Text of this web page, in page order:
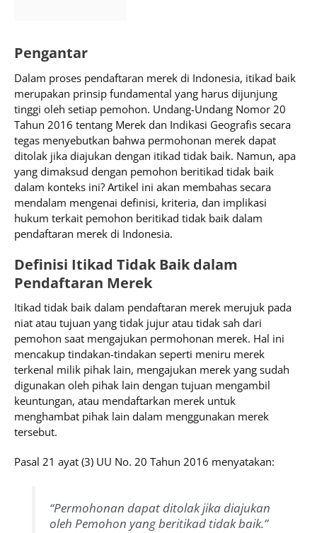
Pengantar
Dalam proses pendaftaran merek di Indonesia, itikad baik
merupakan prinsip fundamental yang harus dijunjung
tinggi oleh setiap pemohon. Undang-Undang Nomor 20
Tahun 2016 tentang Merek dan Indikasi Geografis secara
tegas menyebutkan bahwa permohonan merek dapat
ditolak jika diajukan dengan itikad tidak baik. Namun, apa
yang dimaksud dengan pemohon beritikad tidak baik
dalam konteks ini? Artikel ini akan membahas secara
mendalam mengenai definisi, kriteria, dan implikasi
hukum terkait pemohon beritikad tidak baik dalam
pendaftaran merek di Indonesia.
Definisi Itikad Tidak Baik dalam
Pendaftaran Merek
Itikad tidak baik dalam pendaftaran merek merujuk pada
niat atau tujuan yang tidak jujur atau tidak sah dari
pemohon saat mengajukan permohonan merek. Hal ini
mencakup tindakan-tindakan seperti meniru merek
terkenal milik pihak lain, mengajukan merek yang sudah
digunakan oleh pihak lain dengan tujuan mengambil
keuntungan, atau mendaftarkan merek untuk
menghambat pihak lain dalam menggunakan merek
tersebut.
Pasal 21 ayat (3) UU No. 20 Tahun 2016 menyatakan:
“Permohonan dapat ditolak jika diajukan
oleh Pemohon yang beritikad tidak baik.”